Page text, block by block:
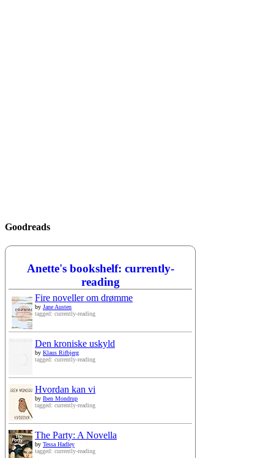
Goodreads
Anette's bookshelf: currently-
reading
Fire noveller om drømme
by Jane Austen
tagged: currently-reading
Den kroniske uskyld
by Klaus Rifbjerg
tagged: currently-reading
Hvordan kan vi
by Iben Mondrup
tagged: currently-reading
The Party: A Novella
by Tessa Hadley
tagged: currently-reading